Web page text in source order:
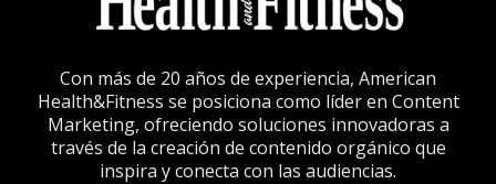
Con más de 20 años de experiencia, American
Health&Fitness se posiciona como líder en Content
Marketing, ofreciendo soluciones innovadoras a
través de la creación de contenido orgánico que
inspira y conecta con las audiencias.